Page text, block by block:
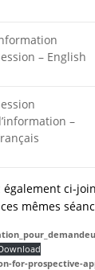
– English
–
également ci-
mêmes
for-prospective-